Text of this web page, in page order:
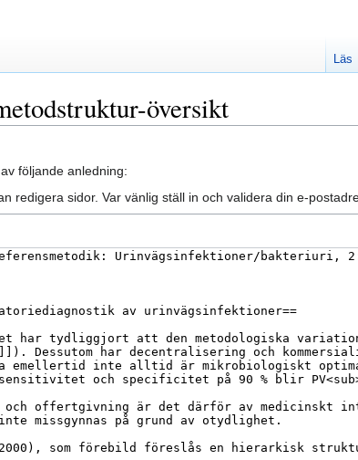
översikt
följande anledning:
redigera sidor. Var vänlig ställ in och validera din e-
Läs